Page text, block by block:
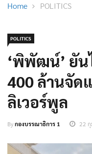
Home POLITICS
POLITICS
‘พิพัฒน์’ ยั
400 ล้านจัด
ลิเวอร์พูล
Byกองบรรณาธิการ 1 22